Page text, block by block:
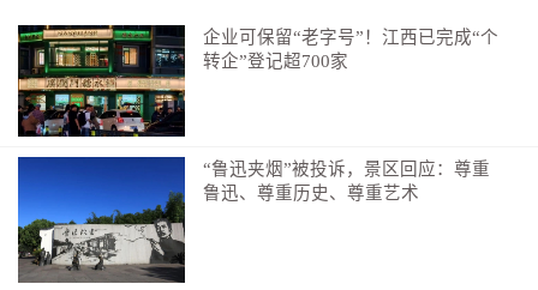
▲重温入党誓词
企业可保留“老字号”！江西已完成“个
转企”登记超700家
“鲁迅夹烟”被投诉，景区回应：尊重
鲁迅、尊重历史、尊重艺术